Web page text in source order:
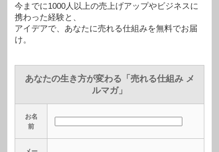
今までに1000人以上の売上げアップやビジネスに
携わった経験と、
アイデアで、あなたに売れる仕組みを無料でお届
け。
あなたの生き方が変わる「売れる仕組み メ
ルマガ」
お名
前